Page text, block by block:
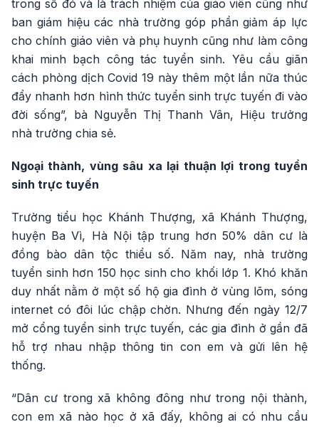
trong số đó và là trách nhiệm của giáo viên cũng như
ban giám hiệu các nhà trường góp phần giảm áp lực
cho chính giáo viên và phụ huynh cũng như làm công
khai minh bạch công tác tuyển sinh. Yêu cầu giãn
cách phòng dịch Covid 19 này thêm một lần nữa thúc
đẩy nhanh hơn hình thức tuyển sinh trực tuyến đi vào
đời sống”, bà Nguyễn Thị Thanh Vân, Hiệu trưởng
nhà trường chia sẻ.
Ngoại thành, vùng sâu xa lại thuận lợi trong tuyển
sinh trực tuyến
Trường tiểu học Khánh Thượng, xã Khánh Thượng,
huyện Ba Vì, Hà Nội tập trung hơn 50% dân cư là
đồng bào dân tộc thiểu số. Năm nay, nhà trường
tuyển sinh hơn 150 học sinh cho khối lớp 1. Khó khăn
duy nhất nằm ở một số hộ gia đình ở vùng lõm, sóng
internet có đôi lúc chập chờn. Nhưng đến ngày 12/7
mở cổng tuyển sinh trực tuyến, các gia đình ở gần đã
hỗ trợ nhau nhập thông tin con em và gửi lên hệ
thống.
“Dân cư trong xã không đông như trong nội thành,
con em xã nào học ở xã đấy, không ai có nhu cầu